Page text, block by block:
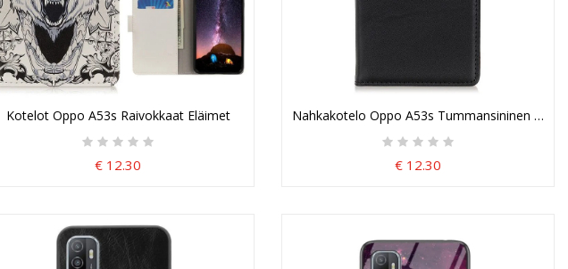
Kotelot Oppo A53s Raivokkaat Eläimet
€ 12.30
Nahkakotelo Oppo A53s Tummansininen
€ 12.30